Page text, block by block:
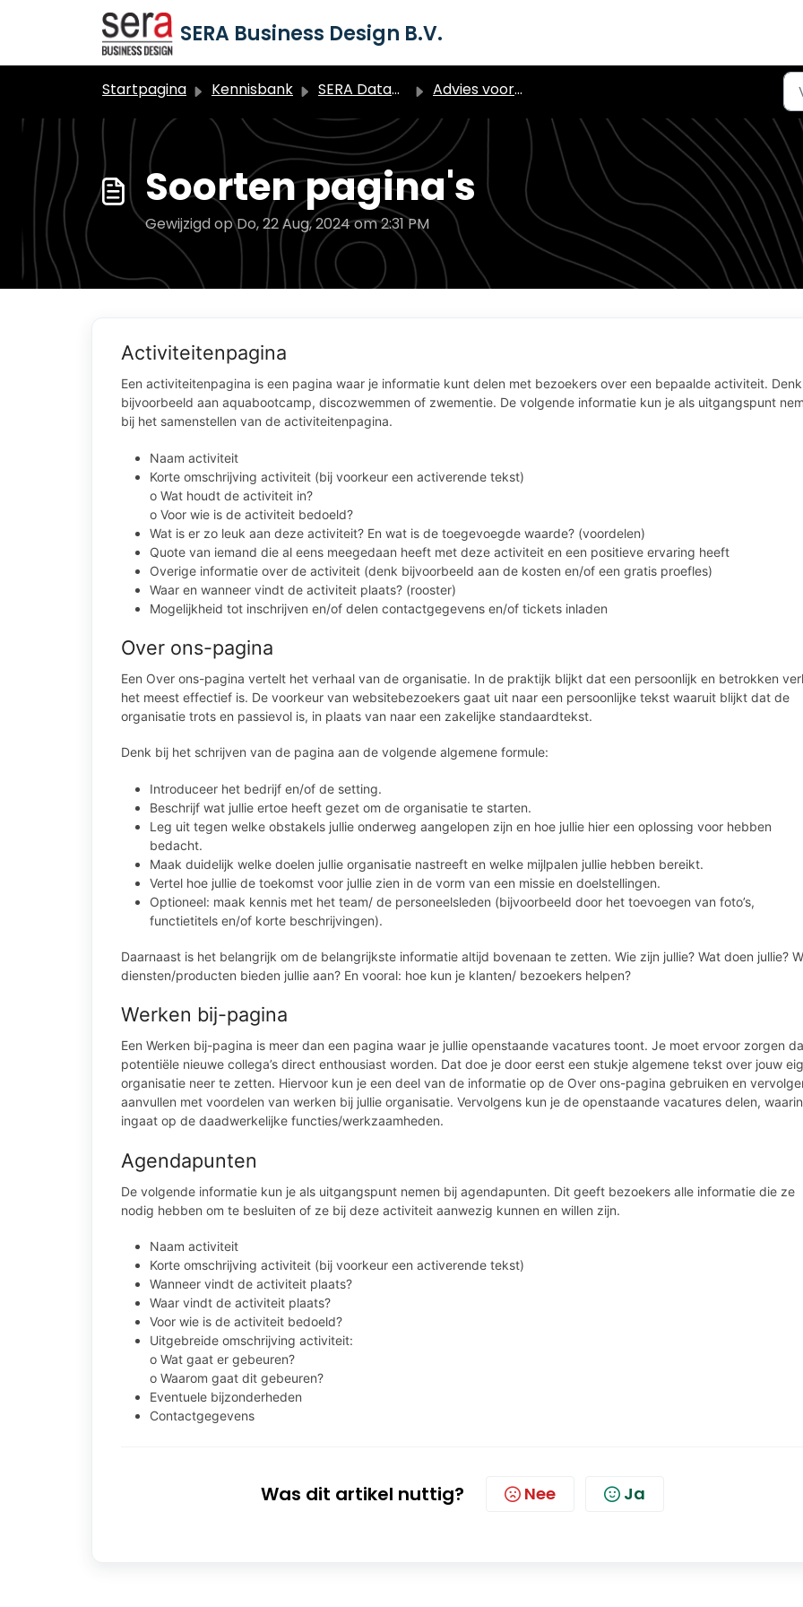
Doorgaan naar hoofdinhoud
SERA Business Design B.V.
Startpagina Kennisbank SERA Dataduiker Contentbeheer & MIJN-Omgeving Advies voor het vullen van je website
Soorten pagina's
Gewijzigd op Do, 22 Aug, 2024 om 2:31 PM
Activiteitenpagina
Een activiteitenpagina is een pagina waar je informatie kunt delen met bezoekers over een bepaalde activiteit. Denk
bijvoorbeeld aan aquabootcamp, discozwemmen of zwementie. De volgende informatie kun je als uitgangspunt
bij het samenstellen van de activiteitenpagina.
Naam activiteit
Korte omschrijving activiteit (bij voorkeur een activerende tekst)
o Wat houdt de activiteit in?
o Voor wie is de activiteit bedoeld?
Wat is er zo leuk aan deze activiteit? En wat is de toegevoegde waarde? (voordelen)
Quote van iemand die al eens meegedaan heeft met deze activiteit en een positieve ervaring heeft
Overige informatie over de activiteit (denk bijvoorbeeld aan de kosten en/of een gratis proefles)
Waar en wanneer vindt de activiteit plaats? (rooster)
Mogelijkheid tot inschrijven en/of delen contactgegevens en/of tickets inladen
Over ons-pagina
Een Over ons-pagina vertelt het verhaal van de organisatie. In de praktijk blijkt dat een persoonlijk en betrokken
het meest effectief is. De voorkeur van websitebezoekers gaat uit naar een persoonlijke tekst waaruit blijkt dat de
organisatie trots en passievol is, in plaats van naar een zakelijke standaardtekst.
Denk bij het schrijven van de pagina aan de volgende algemene formule:
Introduceer het bedrijf en/of de setting.
Beschrijf wat jullie ertoe heeft gezet om de organisatie te starten.
Leg uit tegen welke obstakels jullie onderweg aangelopen zijn en hoe jullie hier een oplossing voor hebben
bedacht.
Maak duidelijk welke doelen jullie organisatie nastreeft en welke mijlpalen jullie hebben bereikt.
Vertel hoe jullie de toekomst voor jullie zien in de vorm van een missie en doelstellingen.
Optioneel: maak kennis met het team/ de personeelsleden (bijvoorbeeld door het toevoegen van foto’s,
functietitels en/of korte beschrijvingen).
Daarnaast is het belangrijk om de belangrijkste informatie altijd bovenaan te zetten. Wie zijn jullie? Wat doen jullie?
diensten/producten bieden jullie aan? En vooral: hoe kun je klanten/ bezoekers helpen?
Werken bij-pagina
Een Werken bij-pagina is meer dan een pagina waar je jullie openstaande vacatures toont. Je moet ervoor zorgen
potentiële nieuwe collega’s direct enthousiast worden. Dat doe je door eerst een stukje algemene tekst over jouw
organisatie neer te zetten. Hiervoor kun je een deel van de informatie op de Over ons-pagina gebruiken en
aanvullen met voordelen van werken bij jullie organisatie. Vervolgens kun je de openstaande vacatures delen,
ingaat op de daadwerkelijke functies/werkzaamheden.
Agendapunten
De volgende informatie kun je als uitgangspunt nemen bij agendapunten. Dit geeft bezoekers alle informatie die ze
nodig hebben om te besluiten of ze bij deze activiteit aanwezig kunnen en willen zijn.
Naam activiteit
Korte omschrijving activiteit (bij voorkeur een activerende tekst)
Wanneer vindt de activiteit plaats?
Waar vindt de activiteit plaats?
Voor wie is de activiteit bedoeld?
Uitgebreide omschrijving activiteit:
o Wat gaat er gebeuren?
o Waarom gaat dit gebeuren?
Eventuele bijzonderheden
Contactgegevens
Was dit artikel nuttig? Nee Ja